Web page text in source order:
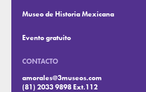
Museo de Historia Mexicana
Evento gratuito
CONTACTO
amorales@3museos.com
(81) 2033 9898 Ext.112